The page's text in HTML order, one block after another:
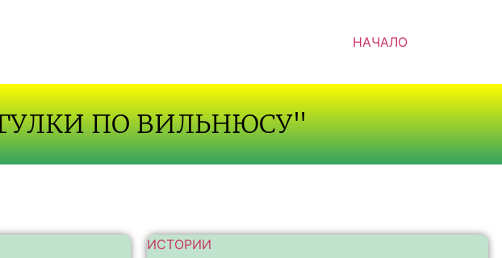
НАЧАЛО
ПО ВИЛЬНЮСУ"
ИСТОРИИ